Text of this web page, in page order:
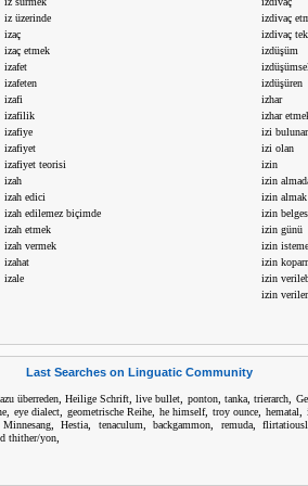
iz üzerinde
izaç
izaç etmek
izafet
izafeten
izafi
izafilik
izafiye
izafiyet
izafiyet teorisi
izah
izah edici
izah edilemez biçimde
izah etmek
izah vermek
izahat
izale
izdivaç
izdivaç
izdüşüm
izdüşümsel
izdüşüren
izhar
izhar
izi
izi olan
izin
izin
izin almak
izin
izin günü
izin
izin
izin
izin
Last Searches on Linguatic Community
überreden,Heilige Schrift ,live bullet ponton,tanka ,trierarch
eye dialect geometrische Reihe he himself, troy ounce hematal
Minnesang, Hestia tenaculum backgammon remuda,
thither/yon